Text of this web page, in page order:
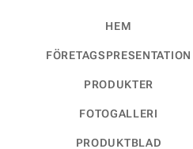
HEM
FÖRETAGSPRESENTATION
PRODUKTER
FOTOGALLERI
PRODUKTBLAD